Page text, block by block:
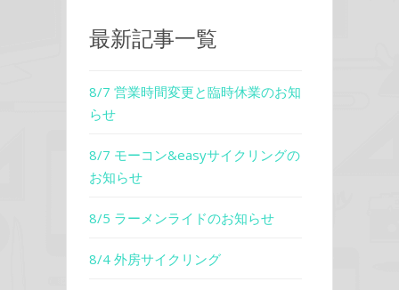
最新記事一覧
8/7 営業時間変更と臨時休業のお知
らせ
8/7 モーコン&easyサイクリングの
お知らせ
8/5 ラーメンライドのお知らせ
8/4 外房サイクリング